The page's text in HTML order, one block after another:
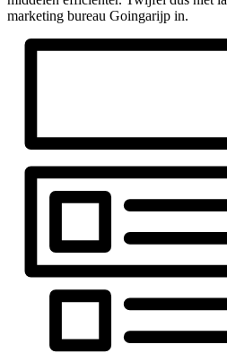
marketing bureau Goingarijp in.